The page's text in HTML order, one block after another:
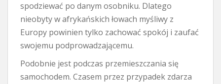
spodziewać po danym osobniku. Dlatego
nieobyty w afrykańskich łowach myśliwy z
Europy powinien tylko zachować spokój i zaufać
swojemu podprowadzającemu.
Podobnie jest podczas przemieszczania się
samochodem. Czasem przez przypadek zdarza